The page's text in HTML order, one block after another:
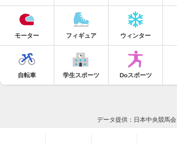
モーター フィギュア ウィンター
自転車 学生スポーツ Doスポーツ
データ提供：日本中央競馬会